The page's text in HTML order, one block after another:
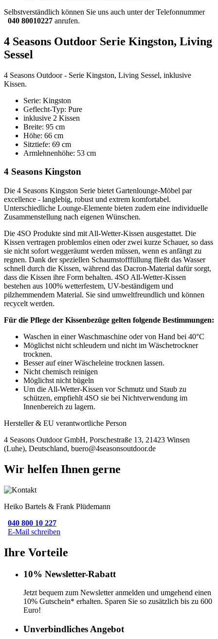
Selbstverständlich können Sie uns auch unter der Telefonnummer
040 80010227 anrufen.
4 Seasons Outdoor Serie Kingston, Living
Sessel
4 Seasons Outdoor - Serie Kingston, Living Sessel, inklusive
Kissen.
Serie: Kingston
Geflecht-Typ: Pure
inklusive 2 Kissen
Breite: 95 cm
Höhe: 66 cm
Sitztiefe: 69 cm
Armlehnenhöhe: 53 cm
4 Seasons Kingston
Die 4 Seasons Kingston Serie bietet Gartenlounge-Möbel par
excellence - langlebig, robust und extrem komfortabel.
Unterschiedliche Lounge-Elemente bieten zudem eine individuelle
Zusammenstellung nach eigenen Wünschen.
Die 4SO Produkte sind mit All-Wetter-Kissen ausgestattet. Die
Kissen vertragen problemlos einen oder zwei kurze Schauer, so dass
sie nicht sofort weggeräumt werden müssen, wenn es anfängt zu
regnen. Dank der speziellen Schaumstofffüllung fließt das Wasser
schnell durch die Kissen, während das Dacron-Material dafür sorgt,
dass die Kissen ihre Form behalten. 4SO All-Wetter-Kissen
bestehen aus 100% wetterfestem, UV-beständigem und
pilzhemmendem Material. Sie sind umweltfreundlich und können
recycelt werden.
Für die Pflege der Kissenbezüge gelten folgende Bestimmungen:
Waschen in einer Waschmaschine oder von Hand bei 40°C
Möglichst nicht schleudern und nicht im Wäschetrockner
trocknen.
Besser auf einer Wäscheleine trocknen lassen.
Nicht chemisch reinigen
Möglichst nicht bügeln
Um die All-Wetter-Kissen vor Schmutz und Staub zu
schützen, empfiehlt 4SO sie bei Nichtverwendung im
Innenbereich zu lagern.
Hersteller & EU verantwortliche Person
4 Seasons Outdoor GmbH, Porschestraße 13, 21423 Winsen
(Luhe), Deutschland, buero@4seasonsoutdoor.de
Wir helfen Ihnen gerne
Heiko Bartels & Frank Plüdemann
040 800 10 227
E-Mail schreiben
Ihre Vorteile
10% Newsletter-Rabatt
Jetzt bequem zum Newsletter anmelden und umgehend einen
10% Gutschein* erhalten. Sparen Sie so zusätzlich bis zu 600
Euro!
Unverbindliches Angebot